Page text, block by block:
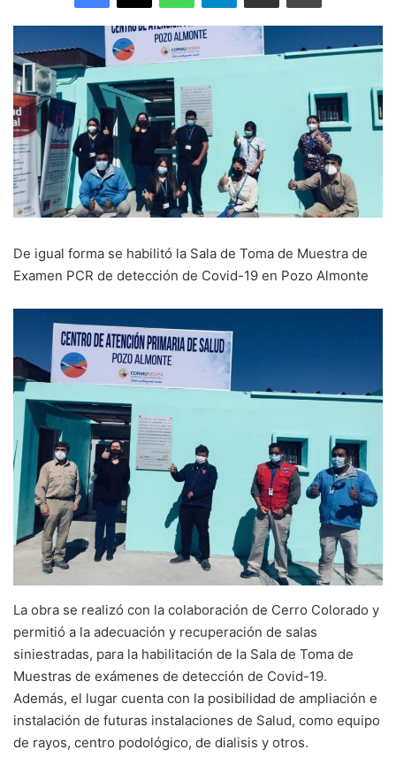
De igual forma se habilitó la Sala de Toma de Muestra de
Examen PCR de detección de Covid-19 en Pozo Almonte
La obra se realizó con la colaboración de Cerro Colorado y
permitió a la adecuación y recuperación de salas
siniestradas, para la habilitación de la Sala de Toma de
Muestras de exámenes de detección de Covid-19.
Además, el lugar cuenta con la posibilidad de ampliación e
instalación de futuras instalaciones de Salud, como equipo
de rayos, centro podológico, de dialisis y otros.